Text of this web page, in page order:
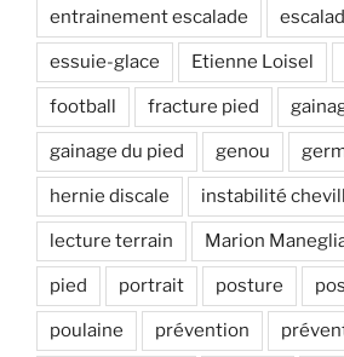
entrainement escalade
essuie-glace Etienne Loisel
football fracture pied
gainage du pied genou
hernie discale instabilité
lecture terrain Marion
pied portrait posture
poulaine prévention